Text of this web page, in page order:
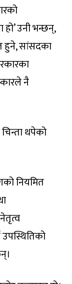
उनी भन्छन्,
हुने, सांसदका
नै
थपेको
नियमित
उपस्थितिको